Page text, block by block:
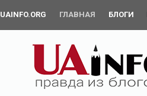
UAINFO.ORG ГЛАВНАЯ БЛОГИ